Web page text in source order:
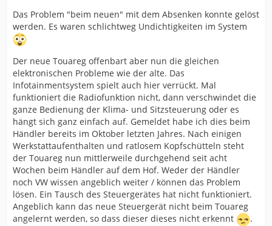
Das Problem "beim neuen" mit dem Absenken konnte gelöst
werden. Es waren schlichtweg Undichtigkeiten im System
Der neue Touareg offenbart aber nun die gleichen
elektronischen Probleme wie der alte. Das
Infotainmentsystem spielt auch hier verrückt. Mal
funktioniert die Radiofunktion nicht, dann verschwindet die
ganze Bedienung der Klima- und Sitzsteuerung oder es
hängt sich ganz einfach auf. Gemeldet habe ich dies beim
Händler bereits im Oktober letzten Jahres. Nach einigen
Werkstattaufenthalten und ratlosem Kopfschütteln steht
der Touareg nun mittlerweile durchgehend seit acht
Wochen beim Händler auf dem Hof. Weder der Händler
noch VW wissen angeblich weiter / können das Problem
lösen. Ein Tausch des Steuergerätes hat nicht funktioniert.
Angeblich kann das neue Steuergerät nicht beim Touareg
angelernt werden, so dass dieser dieses nicht erkennt
.